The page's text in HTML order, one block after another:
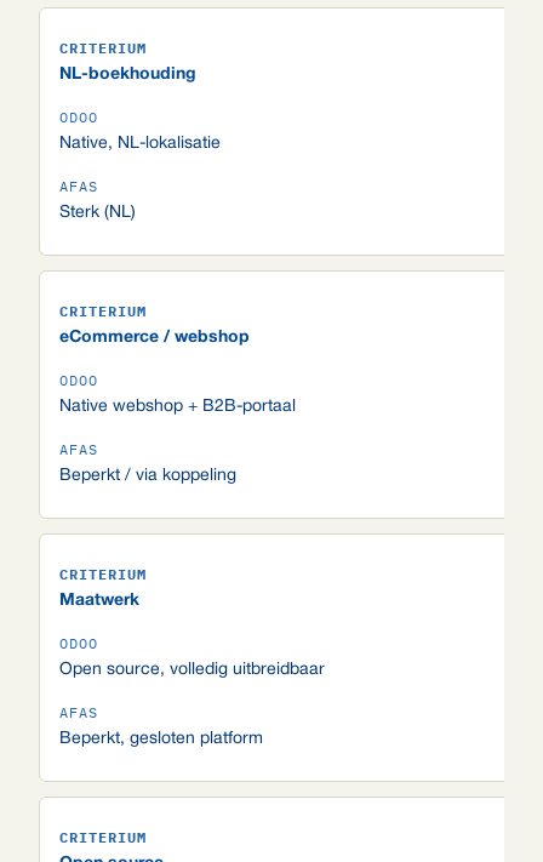
NL-boekhouding
Native, NL-lokalisatie
Sterk (NL)
eCommerce / webshop
Native webshop + B2B-portaal
Beperkt / via koppeling
Maatwerk
Open source, volledig uitbreidbaar
Beperkt, gesloten platform